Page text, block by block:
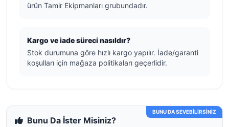
ürün Tamir Ekipmanları grubundadır.
Kargo ve iade süreci nasıldır?
Stok durumuna göre hızlı kargo yapılır. İade/garanti
koşulları için mağaza politikaları geçerlidir.
BUNU DA SEVEBİLİRSİNİZ
Bunu Da İster Misiniz?